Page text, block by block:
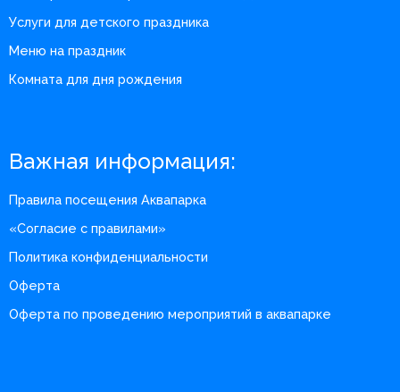
Услуги для детского праздника
Меню на праздник
Комната для дня рождения
Важная информация:
Правила посещения Аквапарка
«Согласие с правилами»
Политика конфиденциальности
Оферта
Оферта по проведению мероприятий в аквапарке